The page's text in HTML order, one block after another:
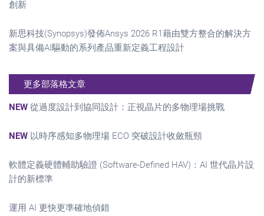
創新
新思科技(Synopsys)發佈Ansys 2026 R1藉由雙方整合的解決方
案與具備AI驅動的系列產品重新定義工程設計
更多部落格文章
NEW 從過度設計到協同設計：正視晶片的多物理場挑戰
NEW 以時序感知多物理場 ECO 突破設計收斂瓶頸
軟體定義硬體輔助驗證 (Software-Defined HAV)：AI 世代晶片設
計的新標準
運用 AI 更快更準確地偵錯